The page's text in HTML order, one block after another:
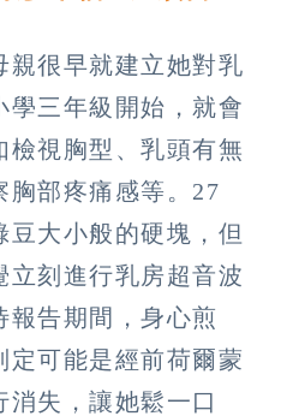
親很早就建立她對乳
學三年級開始，就會
檢視胸型、乳頭有無
胸部疼痛感等。27
豆大小般的硬塊，但
立刻進行乳房超音波
報告期間，身心煎
定可能是經前荷爾蒙
失，讓她鬆一口